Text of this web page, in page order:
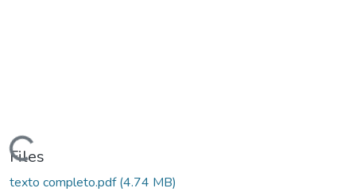
Files
texto completo.pdf(4.74 MB)